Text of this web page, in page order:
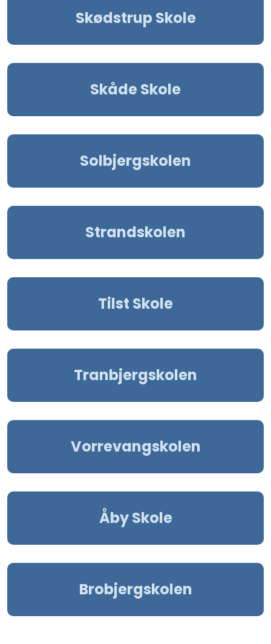
Skødstrup Skole
Skåde Skole
Solbjergskolen
Strandskolen
Tilst Skole
Tranbjergskolen
Vorrevangskolen
Åby Skole
Brobjergskolen